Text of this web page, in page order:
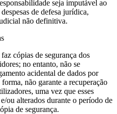
seja imputável ao
de defesa jurídica,
não definitiva.
cópias de segurança dos
no entanto, não se
acidental de dados por
não garante a recuperação
uma vez que esses
ou alterados durante o período de
de segurança.